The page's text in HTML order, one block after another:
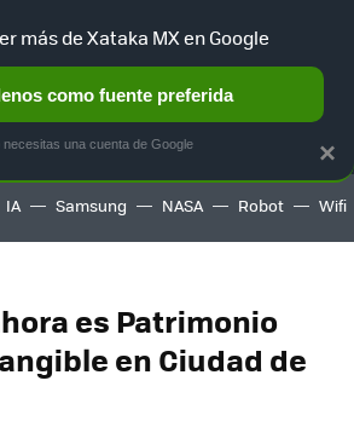
HOME AUTO TERRITORIO
IA Samsung NASA Robot Wifi
es Patrimonio
en Ciudad de
×
más de Xataka MX en Google
como fuente preferida
necesitas una cuenta de Google